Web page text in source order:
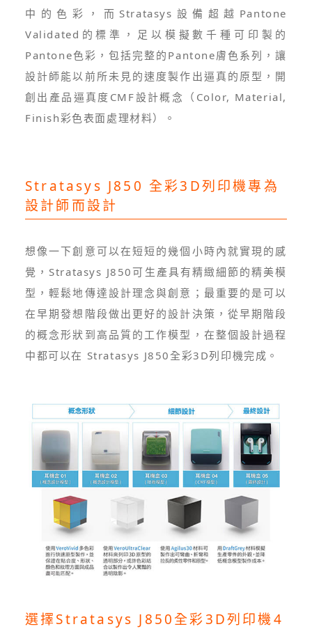
中的色彩，而Stratasys設備超越Pantone
Validated的標準，足以模擬數千種可印製的
Pantone色彩，包括完整的Pantone膚色系列，讓
設計師能以前所未見的速度製作出逼真的原型，開
創出產品逼真度CMF設計概念（Color, Material,
Finish彩色表面處理材料）。
Stratasys J850 全彩3D列印機專為
設計師而設計
想像一下創意可以在短短的幾個小時內就實現的感
覺，Stratasys J850可生產具有精緻細節的精美模
型，輕鬆地傳達設計理念與創意；最重要的是可以
在早期發想階段做出更好的設計決策，從早期階段
的概念形狀到高品質的工作模型，在整個設計過程
中都可以在 Stratasys J850全彩3D列印機完成。
選擇Stratasys J850全彩3D列印機4